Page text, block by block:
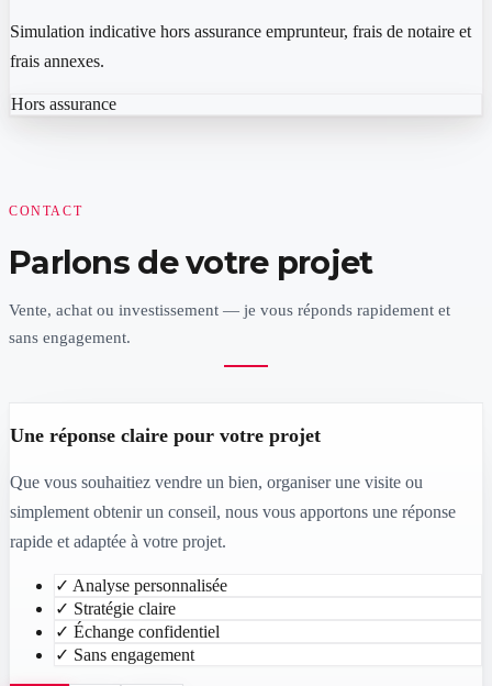
Simulation indicative hors assurance emprunteur, frais de notaire et
frais annexes.
Hors assurance
CONTACT
Parlons de votre projet
Vente, achat ou investissement — je vous réponds rapidement et
sans engagement.
Une réponse claire pour votre projet
Que vous souhaitiez vendre un bien, organiser une visite ou
simplement obtenir un conseil, nous vous apportons une réponse
rapide et adaptée à votre projet.
✓ Analyse personnalisée
✓ Stratégie claire
✓ Échange confidentiel
✓ Sans engagement